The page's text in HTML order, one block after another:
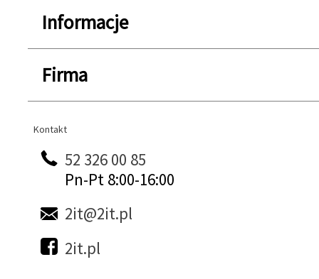
Informacje
Firma
Kontakt
Kontakt
52 326 00 85
Pn-Pt 8:00-16:00
2it@2it.pl
2it.pl